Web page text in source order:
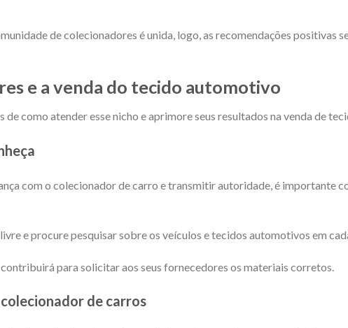
de colecionadores é unida, logo, as recomendações positivas
e a venda do tecido automotivo
de como atender esse nicho e aprimore seus resultados na venda de
com o colecionador de carro e transmitir autoridade, é importante
e procure pesquisar sobre os veículos e tecidos automotivos em
para solicitar aos seus fornecedores os materiais corretos.
de carros